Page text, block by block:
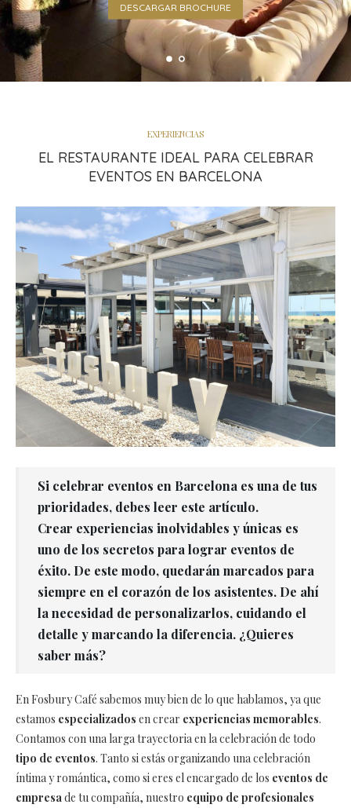
DESCARGAR BROCHURE
EXPERIENCIAS
EL RESTAURANTE IDEAL PARA CELEBRAR
EVENTOS EN BARCELONA
Si celebrar eventos en Barcelona es una de tus
prioridades, debes leer este artículo.
Crear experiencias inolvidables y únicas es
uno de los secretos para lograr eventos de
éxito. De este modo, quedarán marcados para
siempre en el corazón de los asistentes. De ahí
la necesidad de personalizarlos, cuidando el
detalle y marcando la diferencia. ¿Quieres
saber más?
En Fosbury Café sabemos muy bien de lo que hablamos, ya que
estamos especializados en crear experiencias memorables.
Contamos con una larga trayectoria en la celebración de todo
tipo de eventos. Tanto si estás organizando una celebración
íntima y romántica, como si eres el encargado de los eventos de
empresade tu compañía, nuestro equipo de profesionales